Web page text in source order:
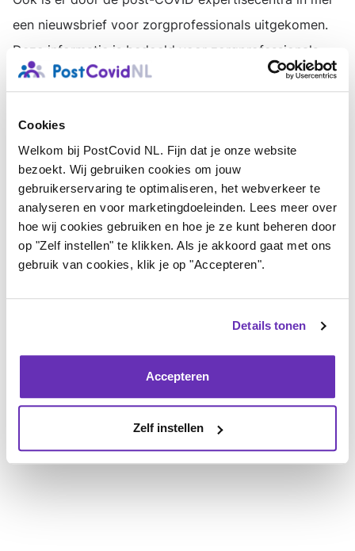
Cookies
Welkom bij PostCovid NL. Fijn dat je onze website
bezoekt. Wij gebruiken cookies om jouw
gebruikerservaring te optimaliseren, het webverkeer te
analyseren en voor marketingdoeleinden. Lees meer over
hoe wij cookies gebruiken en hoe je ze kunt beheren door
op "Zelf instellen" te klikken. Als je akkoord gaat met ons
gebruik van cookies, klik je op "Accepteren".
Details tonen
Accepteren
Zelf instellen
een nieuwsbrief voor zorgprofessionals uitgekomen.
Deze informatie is bedoeld voor zorgprofessionals,
maar kan ook gebruikt worden door patiënten om hun
zorgverleners, arbeidsdeskundigen, bedrijfs- en
verzekeringsartsen. De nieuwsbrief lees jehier.